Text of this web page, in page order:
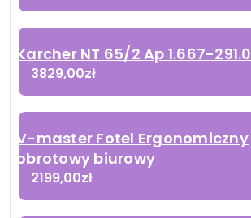
Karcher NT 65/2 Ap 1.667-291.0
3829,00zł
V-master Fotel Ergonomiczny
obrotowy biurowy
2199,00zł